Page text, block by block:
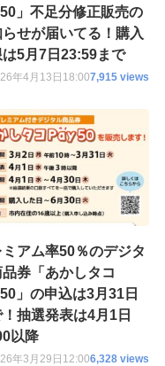
」不足分修正販売の
らせが届いてる！購入
5月7日23:59まで
年4月13日 18:007,915 views
ミアム率50％のデジタ
品券「あかしタコ
」の申込は3月31日
！抽選発表は4月1日
以降
年3月29日 12:006,328 views